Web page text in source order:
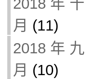
2018 年 十
月 (11)
2018 年 九
月 (10)